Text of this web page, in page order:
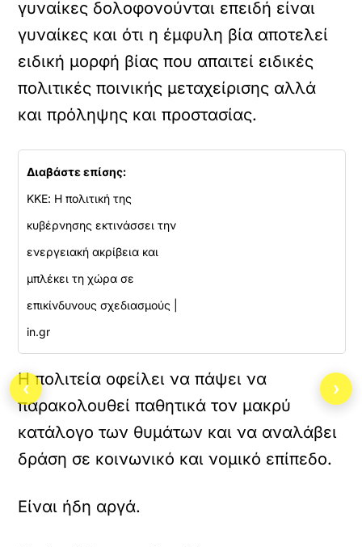
γυναίκες δολοφονούνται επειδή είναι
γυναίκες και ότι η έμφυλη βία αποτελεί
ειδική μορφή βίας που απαιτεί ειδικές
πολιτικές ποινικής μεταχείρισης αλλά
και πρόληψης και προστασίας.
Διαβάστε επίσης:
ΚΚΕ: Η πολιτική της
κυβέρνησης εκτινάσσει την
ενεργειακή ακρίβεια και
μπλέκει τη χώρα σε
επικίνδυνους σχεδιασμούς |
in.gr
Η πολιτεία οφείλει να πάψει να
παρακολουθεί παθητικά τον μακρύ
κατάλογο των θυμάτων και να αναλάβει
δράση σε κοινωνικό και νομικό επίπεδο.
Είναι ήδη αργά.
‹ ›